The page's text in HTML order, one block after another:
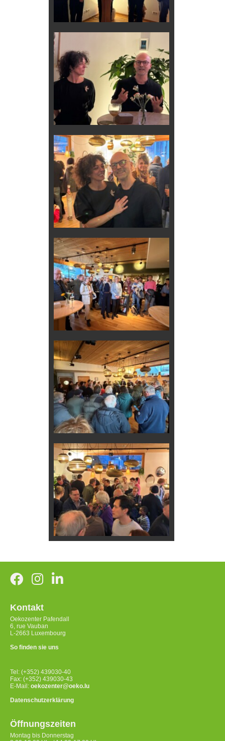
Kontakt
Oekozenter Pafendall
6, rue Vauban
L-2663 Luxembourg
So finden sie uns
Tel: (+352) 439030-40
Fax: (+352) 439030-43
E-Mail: oekozenter@oeko.lu
Datenschutzerklärung
Öffnungszeiten
Montag bis Donnerstag